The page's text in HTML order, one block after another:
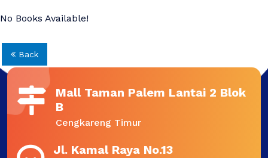
No Books Available!
Back
Mall Taman Palem Lantai 2 Blok
B
Cengkareng Timur
Jl. Kamal Raya No.13